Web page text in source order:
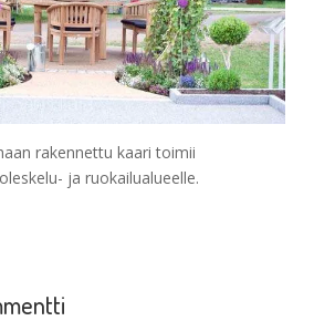
rakennettu kaari toimii
ja ruokailualueelle.